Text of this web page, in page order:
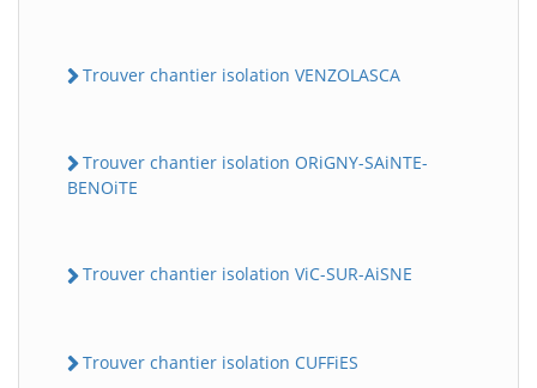
Trouver chantier isolation VENZOLASCA
Trouver chantier isolation ORiGNY-SAiNTE-
BENOiTE
Trouver chantier isolation ViC-SUR-AiSNE
Trouver chantier isolation CUFFiES